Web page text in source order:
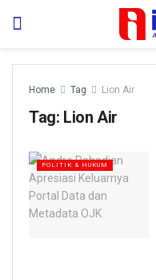
Home Tag Lion Air
Tag: Lion Air
POLITIK & HUKUM